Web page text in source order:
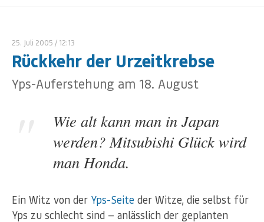
25. Juli 2005 / 12:13
Rückkehr der Urzeitkrebse
Yps-Auferstehung am 18. August
Wie alt kann man in Japan
werden? Mitsubishi Glück wird
man Honda.
Ein Witz von der Yps-Seite der Witze, die selbst für
Yps zu schlecht sind — anlässlich der geplanten